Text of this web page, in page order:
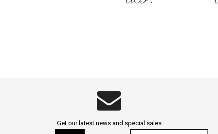
Get our latest news and special sales